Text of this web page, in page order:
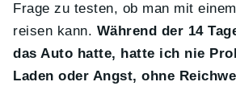
Frage zu testen, ob man mit
reisen kann. Während der 14
das Auto hatte, hatte ich nie
Laden oder Angst, ohne